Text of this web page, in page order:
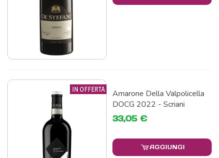
IN OFFERTA
Amarone Della Valpolicella
DOCG 2022 - Scriani
33,05 €
AGGIUNGI